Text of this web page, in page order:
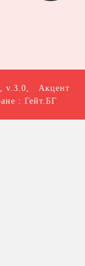
v.3.0, Акцент
: Гейт.БГ